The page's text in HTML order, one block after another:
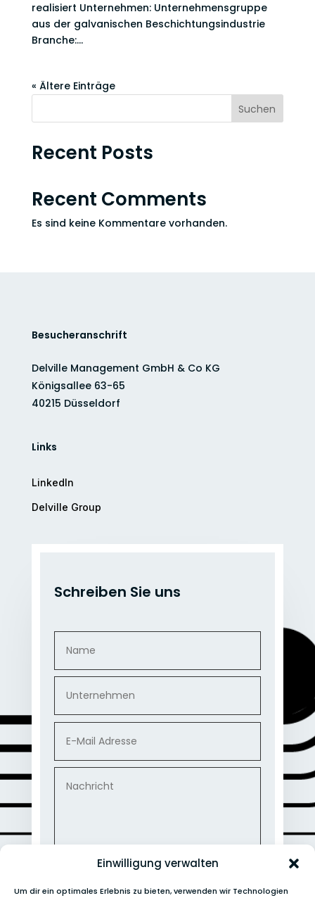
Einwilligung verwalten
Um dir ein optimales Erlebnis zu bieten, verwenden wir Technologien
realisiert Unternehmen: Unternehmensgruppe
aus der galvanischen Beschichtungsindustrie
Branche:...
« Ältere Einträge
Suchen
Recent Posts
Recent Comments
Es sind keine Kommentare vorhanden.
Besucheranschrift
Delville Management GmbH & Co KG
Königsallee 63-65
40215 Düsseldorf
Links
LinkedIn
Delville Group
Schreiben Sie uns
Datenschutz